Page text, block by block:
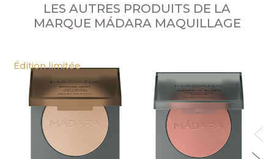
LES AUTRES PRODUITS DE LA
MARQUE MÁDARA MAQUILLAGE
Édition limitée